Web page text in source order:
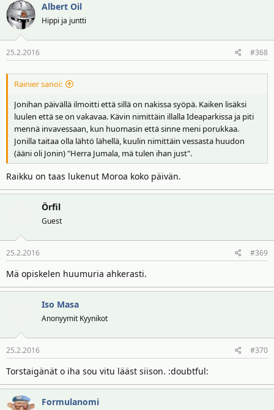
Albert Oil
Hippi ja juntti
25.2.2016 #368
Rainier sanoi:
Jonihan päivällä ilmoitti että sillä on nakissa syöpä. Kaiken lisäksi
luulen että se on vakavaa. Kävin nimittäin illalla Ideaparkissa ja piti
mennä invavessaan, kun huomasin että sinne meni porukkaa.
Jonilla taitaa olla lähtö lähellä, kuulin nimittäin vessasta huudon
(ääni oli Jonin) "Herra Jumala, mä tulen ihan just".
Raikku on taas lukenut Moroa koko päivän.
Örfil
Guest
25.2.2016 #369
Mä opiskelen huumuria ahkerasti.
Iso Masa
Anonyymit Kyynikot
25.2.2016 #370
Torstaigänät o iha sou vitu lääst siison. :doubtful:
Formulanomi